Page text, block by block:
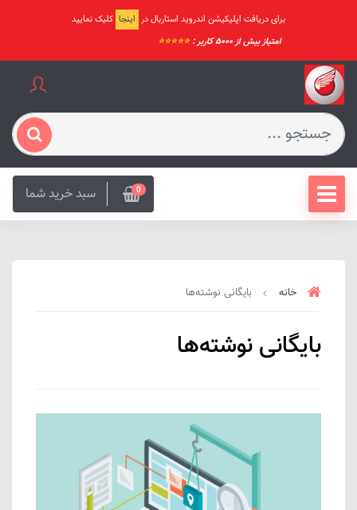
برای دریافت اپلیکیشن اندروید استاربال در اینجا کلیک نمایید
امتیاز بیش از ۵۰۰۰ کاربر :
⭐️⭐️⭐️⭐️⭐️
0 سبد خرید شما
خانه بایگانی نوشته‌ها
بایگانی نوشته‌ها